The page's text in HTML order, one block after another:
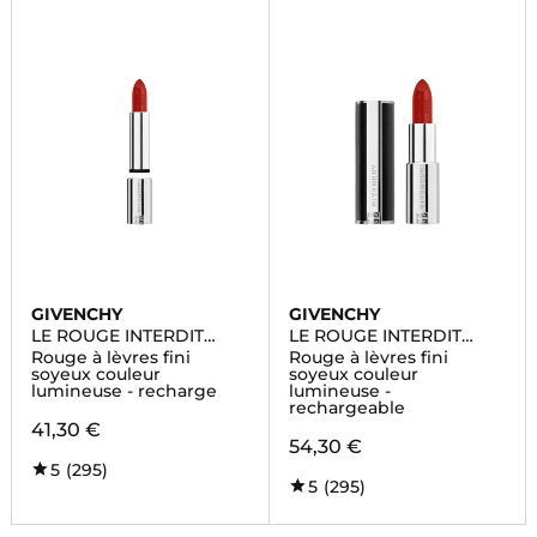
GIVENCHY
LE ROUGE INTERDIT
INTENSE SILK
Rouge à lèvres fini
soyeux couleur
lumineuse - recharge
41,30 €
5 (295)
GIVENCHY
LE ROUGE INTERDIT
INTENSE SILK
Rouge à lèvres fini
soyeux couleur
lumineuse -
rechargeable
54,30 €
5 (295)